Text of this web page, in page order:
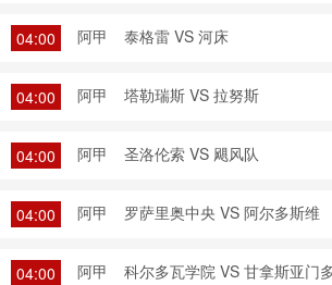
04:00 阿甲 泰格雷 VS 河床
04:00 阿甲 塔勒瑞斯 VS 拉努斯
04:00 阿甲 圣洛伦索 VS 飓风队
04:00 阿甲 罗萨里奥中央 VS 阿尔多斯维
04:00 阿甲 科尔多瓦学院 VS 甘拿斯亚门